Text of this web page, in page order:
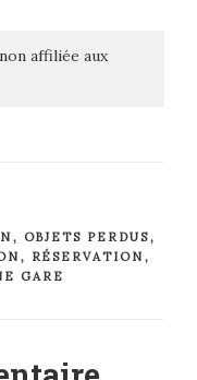
affiliée aux
, OBJETS PERDUS,
, RÉSERVATION ,
GARE